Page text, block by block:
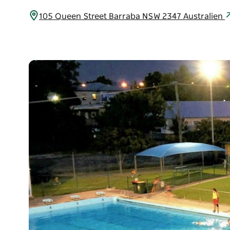
105 Queen Street Barraba NSW 2347 Australien